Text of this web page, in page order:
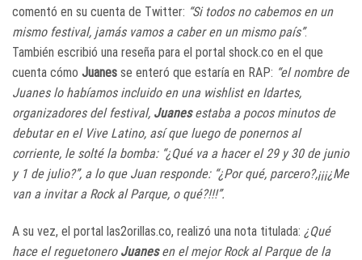
comentó en su cuenta de Twitter: “Si todos no cabemos en un
mismo festival, jamás vamos a caber en un mismo país”.
También escribió una reseña para el portal shock.co en el que
cuenta cómo Juanes se enteró que estaría en RAP: “el nombre de
Juanes lo habíamos incluido en una wishlist en Idartes,
organizadores del festival, Juanesestaba a pocos minutos de
debutar en el Vive Latino, así que luego de ponernos al
corriente, le solté la bomba: “¿Qué va a hacer el 29 y 30 de junio
y 1 de julio?”, a lo que Juan responde: “¿Por qué, parcero?,¡¡¡¿Me
van a invitar a Rock al Parque, o qué?!!!”.
A su vez, el portal las2orillas.co, realizó una nota titulada: ¿Qué
hace el reguetonero Juanesen el mejor Rock al Parque de la